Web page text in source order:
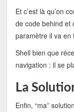
Et c’est là qu’on
de code behind et
paramètre il va en
Shell bien que
navigation : il se
La
Enfin, “ma”